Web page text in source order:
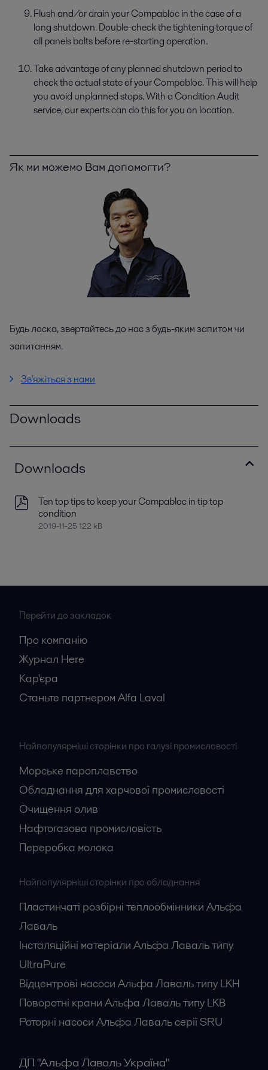
Flush and/or drain your Compabloc in the case of a
long shutdown. Double-check the tightening torque of
all panels bolts before re-starting operation.
Take advantage of any planned shutdown period to
check the actual state of your Compabloc. This will help
you avoid unplanned stops. With a Condition Audit
service, our experts can do this for you on location.
Як ми можемо Вам допомогти?
Будь ласка, звертайтесь до нас з будь-яким запитом чи
запитанням.
Зв'яжіться з нами
Downloads
Downloads
Ten top tips to keep your Compabloc in tip top
condition
2019-11-25 122 kB
Перейти до закладок
Про компанію
Журнал Here
Кар'єрa
Станьте партнером Alfa Laval
Найпопулярніші сторінки про галузі промисловості
Морське пароплавство
Обладнання для харчової промисловості
Очищення олив
Нафтогазова промисловість
Переробка молока
Найпопулярніші сторінки про обладнання
Пластинчаті розбірні теплообмінники Альфа
Лаваль
Інсталяційні матеріали Альфа Лаваль типу
UltraPure
Відцентрові насоси Альфа Лаваль типу LKH
Поворотні крани Альфа Лаваль типу LKB
Роторні насоси Альфа Лаваль серії SRU
ДП "Альфа Лаваль Україна"